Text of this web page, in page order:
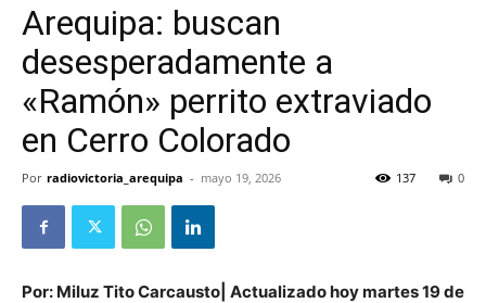
Arequipa: buscan
desesperadamente a
«Ramón» perrito extraviado
en Cerro Colorado
Por radiovictoria_arequipa - mayo 19, 2026 0
137
Por: Miluz Tito Carcausto| Actualizado hoy martes 19 de